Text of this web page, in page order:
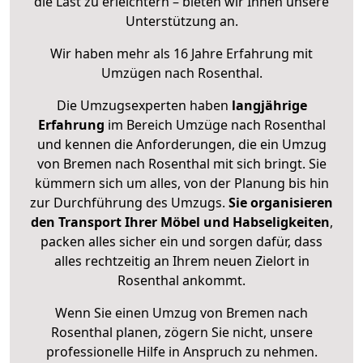
Unterstützung an.
Wir haben mehr als 16 Jahre Erfahrung mit
Umzügen nach Rosenthal.
Die Umzugsexperten haben langjährige
Erfahrung im Bereich Umzüge nach Rosenthal
und kennen die Anforderungen, die ein Umzug
von Bremen nach Rosenthal mit sich bringt. Sie
kümmern sich um alles, von der Planung bis hin
zur Durchführung des Umzugs. Sie organisieren
den Transport Ihrer Möbel und Habseligkeiten,
packen alles sicher ein und sorgen dafür, dass
alles rechtzeitig an Ihrem neuen Zielort in
Rosenthal ankommt.
Wenn Sie einen Umzug von Bremen nach
Rosenthal planen, zögern Sie nicht, unsere
professionelle Hilfe in Anspruch zu nehmen.